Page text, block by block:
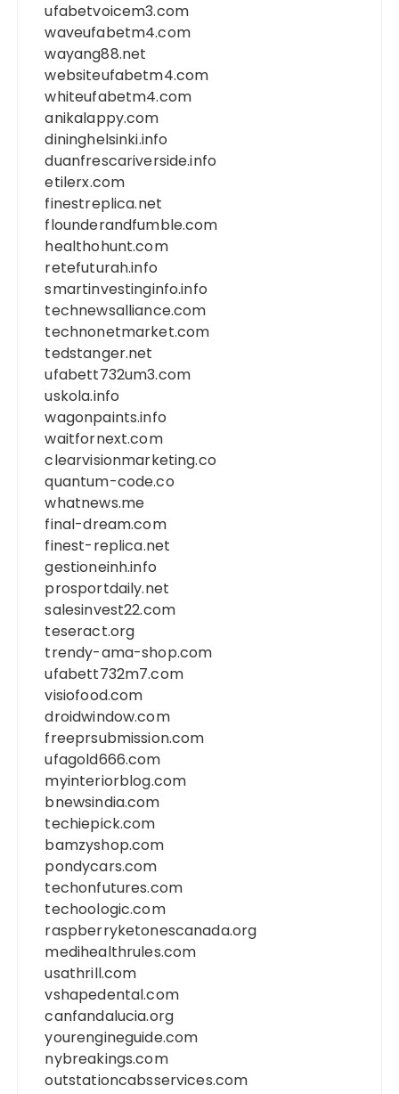
ufabetvoicem3.com
waveufabetm4.com
wayang88.net
websiteufabetm4.com
whiteufabetm4.com
anikalappy.com
dininghelsinki.info
duanfrescariverside.info
etilerx.com
finestreplica.net
flounderandfumble.com
healthohunt.com
retefuturah.info
smartinvestinginfo.info
technewsalliance.com
technonetmarket.com
tedstanger.net
ufabett732um3.com
uskola.info
wagonpaints.info
waitfornext.com
clearvisionmarketing.co
quantum-code.co
whatnews.me
final-dream.com
finest-replica.net
gestioneinh.info
prosportdaily.net
salesinvest22.com
teseract.org
trendy-ama-shop.com
ufabett732m7.com
visiofood.com
droidwindow.com
freeprsubmission.com
ufagold666.com
myinteriorblog.com
bnewsindia.com
techiepick.com
bamzyshop.com
pondycars.com
techonfutures.com
techoologic.com
raspberryketonescanada.org
medihealthrules.com
usathrill.com
vshapedental.com
canfandalucia.org
yourengineguide.com
nybreakings.com
outstationcabsservices.com